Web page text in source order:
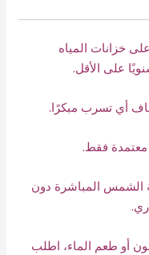
خزانات المياه
على الأقل.
أي تسرب مبكرًا.
فقط.
الشمس المباشرة دون
أو طعم الماء، اطلب